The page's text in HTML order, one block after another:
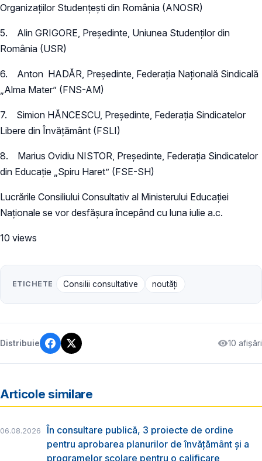
Organizațiilor Studențești din România (ANOSR)
5. Alin GRIGORE, Președinte, Uniunea Studenților din
România (USR)
6. Anton HADĂR, Președinte, Federația Națională Sindicală
„Alma Mater” (FNS-AM)
7. Simion HĂNCESCU, Președinte, Federația Sindicatelor
Libere din Învățământ (FSLI)
8. Marius Ovidiu NISTOR, Președinte, Federația Sindicatelor
din Educație „Spiru Haret” (FSE-SH)
Lucrările Consiliului Consultativ al Ministerului Educației
Naționale se vor desfășura începând cu luna iulie a.c.
10 views
ETICHETE Consilii consultative noutăți
Distribuie 10 afișări
Articole similare
06.08.2026
În consultare publică, 3 proiecte de ordine
pentru aprobarea planurilor de învățământ și a
programelor școlare pentru o calificare